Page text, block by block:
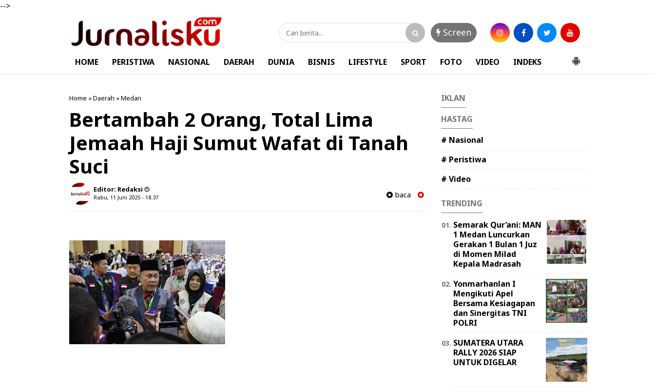
-->
Screen
HOME PERISTIWA NASIONAL DAERAH DUNIA BISNIS LIFESTYLE SPORT FOTO VIDEO INDEKS
Home »Daerah »Medan
Bertambah 2 Orang, Total Lima
Jemaah Haji Sumut Wafat di Tanah
Suci
Editor: Redaksi
Rabu, 11 Juni 2025 - 18.37 baca
IKLAN
HASTAG
# Nasional
# Peristiwa
# Video
TRENDING
Semarak Qur’ani: MAN
1 Medan Luncurkan
Gerakan 1 Bulan 1 Juz
di Momen Milad
Kepala Madrasah
Yonmarhanlan I
Mengikuti Apel
Bersama Kesiagapan
dan Sinergitas TNI
POLRI
SUMATERA UTARA
RALLY 2026 SIAP
UNTUK DIGELAR